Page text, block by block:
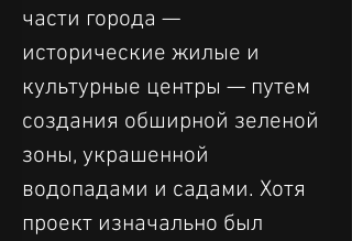
части города —
исторические жилые и
культурные центры — путем
создания обширной зеленой
зоны, украшенной
водопадами и садами. Хотя
проект изначально был